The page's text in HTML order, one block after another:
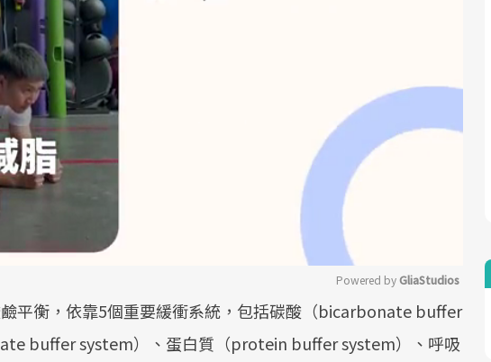
Mute
Powered by GliaStudios
平衡，依靠5個重要緩衝系統，包括碳酸（bicarbonate buffer
buffer system）、蛋白質（protein buffer system）、呼吸